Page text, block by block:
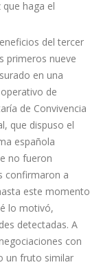
haga el
del tercer
primeros nueve
en una
de
de Convivencia
que dispuso el
española
no fueron
confirmaron a
este momento
lo motivó,
detectadas. A
con
un fruto similar